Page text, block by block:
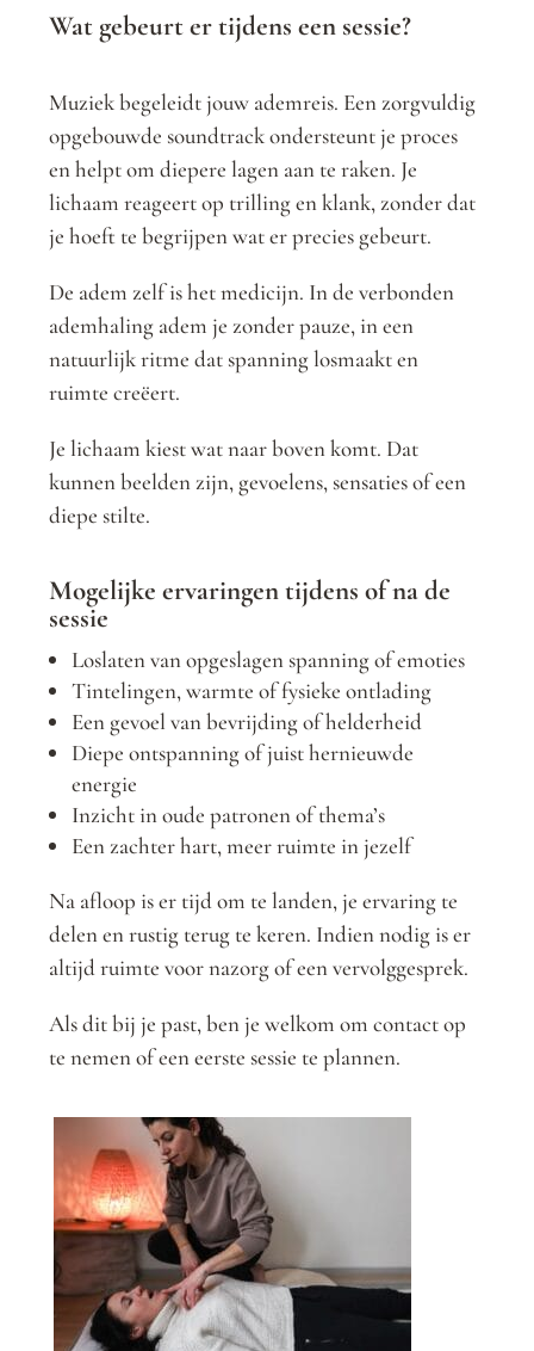
Wat gebeurt er tijdens een sessie?
Muziek begeleidt jouw ademreis. Een zorgvuldig
opgebouwde soundtrack ondersteunt je proces
en helpt om diepere lagen aan te raken. Je
lichaam reageert op trilling en klank, zonder dat
je hoeft te begrijpen wat er precies gebeurt.
De adem zelf is het medicijn. In de verbonden
ademhaling adem je zonder pauze, in een
natuurlijk ritme dat spanning losmaakt en
ruimte creëert.
Je lichaam kiest wat naar boven komt. Dat
kunnen beelden zijn, gevoelens, sensaties of een
diepe stilte.
Mogelijke ervaringen tijdens of na de
sessie
Loslaten van opgeslagen spanning of emoties
Tintelingen, warmte of fysieke ontlading
Een gevoel van bevrijding of helderheid
Diepe ontspanning of juist hernieuwde
energie
Inzicht in oude patronen of thema’s
Een zachter hart, meer ruimte in jezelf
Na afloop is er tijd om te landen, je ervaring te
delen en rustig terug te keren. Indien nodig is er
altijd ruimte voor nazorg of een vervolggesprek.
Als dit bij je past, ben je welkom om contact op
te nemen of een eerste sessie te plannen.